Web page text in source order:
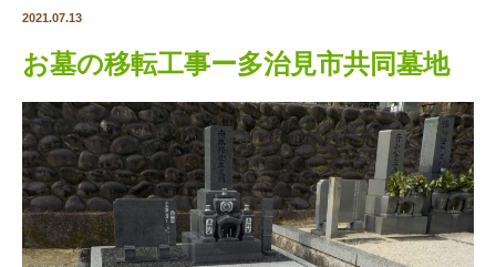
2021.07.13
お墓の移転工事ー多治見市共同墓地